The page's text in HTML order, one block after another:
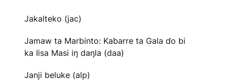
Jakalteko (jac)
Jamaw ta Marbinto: Kabarre ta Gala ɗo bi
ka Iisa Masi iŋ daŋla (daa)
Janji beluke (alp)